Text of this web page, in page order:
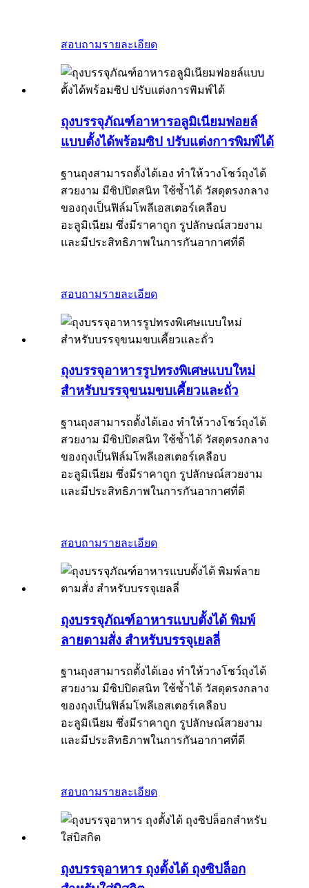
สอบถามรายละเอียด
ถุงบรรจุภัณฑ์อาหารอลูมิเนียมฟอยล์
แบบตั้งได้พร้อมซิป ปรับแต่งการพิมพ์ได้
ฐานถุงสามารถตั้งได้เอง ทำให้วางโชว์ถุงได้
สวยงาม มีซิปปิดสนิท ใช้ซ้ำได้ วัสดุตรงกลาง
ของถุงเป็นฟิล์มโพลีเอสเตอร์เคลือบ
อะลูมิเนียม ซึ่งมีราคาถูก รูปลักษณ์สวยงาม
และมีประสิทธิภาพในการกันอากาศที่ดี
สอบถามรายละเอียด
ถุงบรรจุอาหารรูปทรงพิเศษแบบใหม่
สำหรับบรรจุขนมขบเคี้ยวและถั่ว
ฐานถุงสามารถตั้งได้เอง ทำให้วางโชว์ถุงได้
สวยงาม มีซิปปิดสนิท ใช้ซ้ำได้ วัสดุตรงกลาง
ของถุงเป็นฟิล์มโพลีเอสเตอร์เคลือบ
อะลูมิเนียม ซึ่งมีราคาถูก รูปลักษณ์สวยงาม
และมีประสิทธิภาพในการกันอากาศที่ดี
สอบถามรายละเอียด
ถุงบรรจุภัณฑ์อาหารแบบตั้งได้ พิมพ์
ลายตามสั่ง สำหรับบรรจุเยลลี่
ฐานถุงสามารถตั้งได้เอง ทำให้วางโชว์ถุงได้
สวยงาม มีซิปปิดสนิท ใช้ซ้ำได้ วัสดุตรงกลาง
ของถุงเป็นฟิล์มโพลีเอสเตอร์เคลือบ
อะลูมิเนียม ซึ่งมีราคาถูก รูปลักษณ์สวยงาม
และมีประสิทธิภาพในการกันอากาศที่ดี
สอบถามรายละเอียด
ถุงบรรจุอาหาร ถุงตั้งได้ ถุงซิปล็อก